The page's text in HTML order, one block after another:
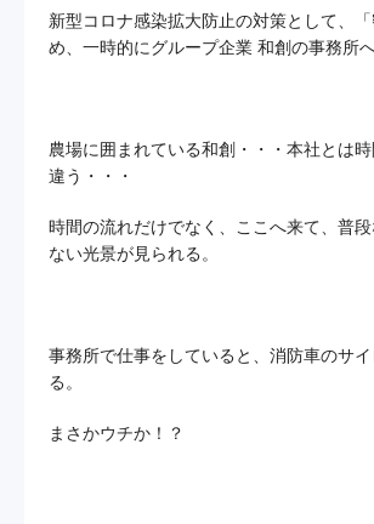
新型コロナ感染拡大防止の対策として、
め、一時的にグループ企業 和創の事務所
農場に囲まれている和創・・・本社とは
違う・・・
時間の流れだけでなく、ここへ来て、普
ない光景が見られる。
事務所で仕事をしていると、消防車のサイ
る。
まさかウチか！？
工事のご案内
プライバシーポリシー サイトマップ